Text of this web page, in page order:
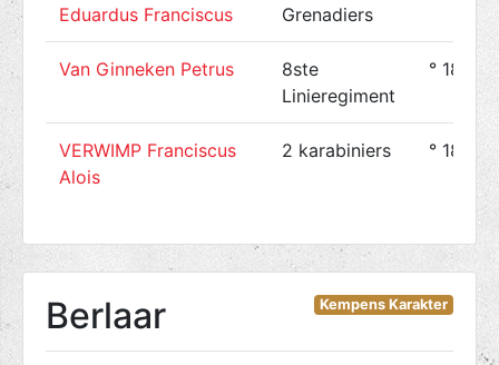
Eduardus Franciscus
Grenadiers
Van Ginneken Petrus
8ste
Linieregiment
° 1891-
VERWIMP Franciscus
Alois
2 karabiniers ° 1895-
Berlaar Kempens Karakter